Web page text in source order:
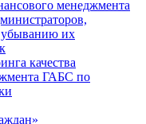
менеджмента
их
качества
ГАБС по